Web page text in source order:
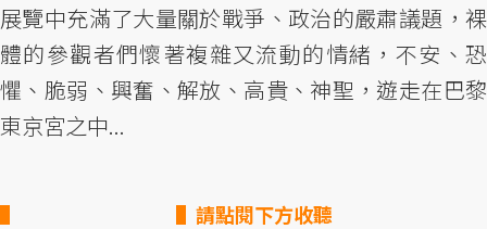
展覽中充滿了大量關於戰爭、政治的嚴肅議題，裸
體的參觀者們懷著複雜又流動的情緒，不安、恐
懼、脆弱、興奮、解放、高貴、神聖，遊走在巴黎
東京宮之中...
▌請點閱下方收聽